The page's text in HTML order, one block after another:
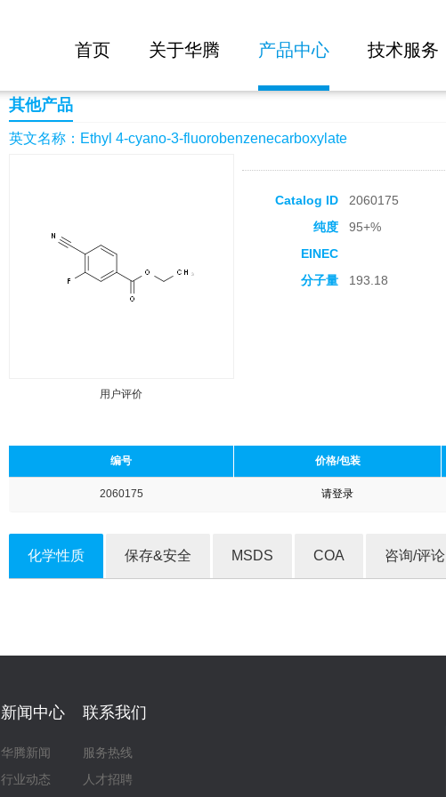
首页 关于华腾 产品中心 技术服务
Ethyl 4-cyano-3-fluorobenzenecarboxylate
其他产品
英文名称：Ethyl 4-cyano-3-fluorobenzenecarboxylate
用户评价
Catalog ID 2060175
纯度
95+%
EINEC
分子量 193.18
编号 价格/包装
2060175 请登录
化学性质 保存&安全 MSDS COA 咨询/评论
新闻中心
华腾新闻
行业动态
联系我们
服务热线
人才招聘